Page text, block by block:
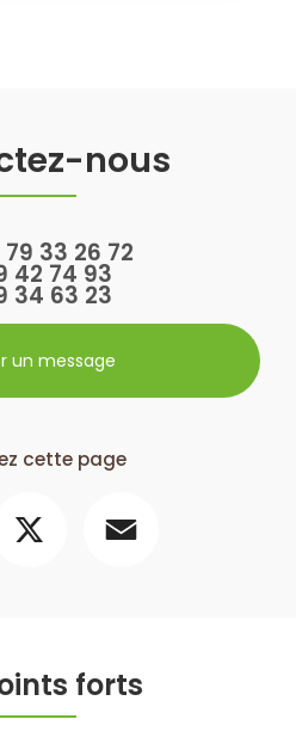
nous
33 26 72
42 74 93
34 63 23
un message
cette page
forts